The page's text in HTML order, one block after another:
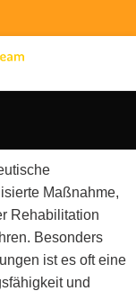
Maßnahme,
Rehabilitation
Besonders
ist es oft eine
und